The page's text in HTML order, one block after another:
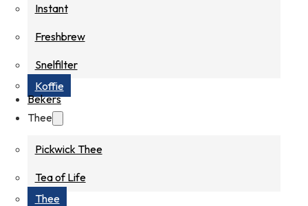
Instant
Freshbrew
Snelfilter
Koffie
Bekers
Thee
Pickwick Thee
Tea of Life
Thee